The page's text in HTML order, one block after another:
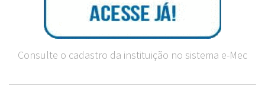
Consulte o cadastro da instituição no sistema e-Mec